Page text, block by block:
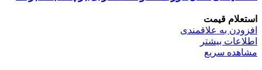
استعلام قیمت
افزودن به علاقمندی
اطلاعات بیشتر
مشاهده سریع